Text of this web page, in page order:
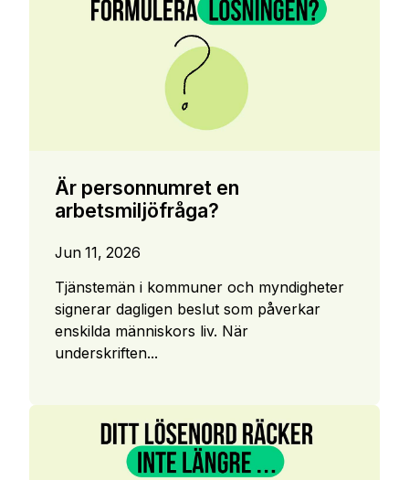
Är personnumret en
arbetsmiljöfråga?
Jun 11, 2026
Tjänstemän i kommuner och myndigheter
signerar dagligen beslut som påverkar
enskilda människors liv. När
underskriften...